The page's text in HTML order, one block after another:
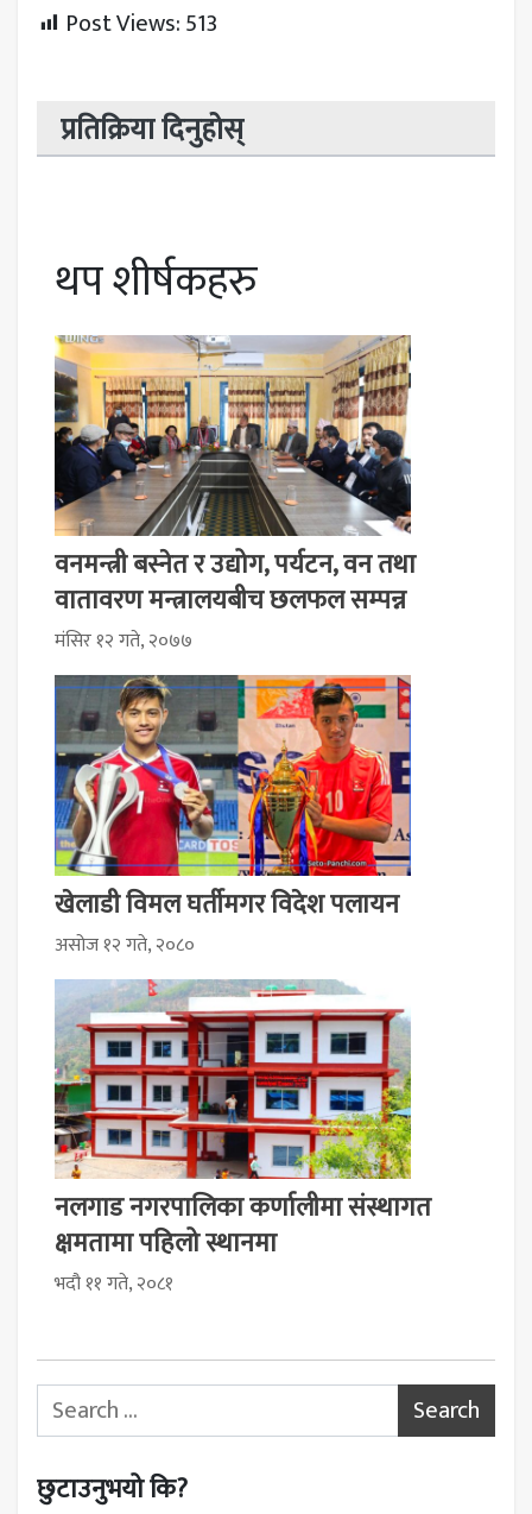
Post Views:513
प्रतिक्रिया दिनुहोस्
थप शीर्षकहरु
वनमन्त्री बस्नेत र उद्योग, पर्यटन, वन तथा
वातावरण मन्त्रालयबीच छलफल सम्पन्न
मंसिर १२ गते, २०७७
खेलाडी विमल घर्तीमगर विदेश पलायन
असोज १२ गते, २०८०
नलगाड नगरपालिका कर्णालीमा संस्थागत
क्षमतामा पहिलो स्थानमा
भदौ ११ गते, २०८१
Search for:
छुटाउनुभयो कि?